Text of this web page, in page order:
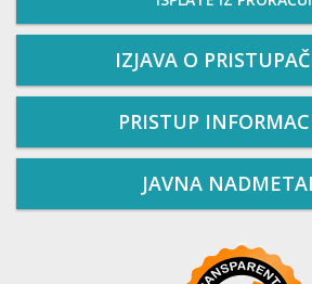
IZJAVA O
PRISTUP
JAVNA